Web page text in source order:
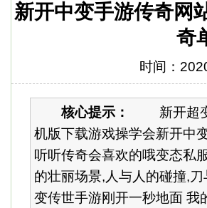
新开中变手游传奇
奇
时间：
核心提示：
新开超变
机版下载游戏操学会新开中
听听传奇会喜欢的哦变态私
的壮丽场景,人与人的碰撞,
变传世手游刚开一秒地面 我